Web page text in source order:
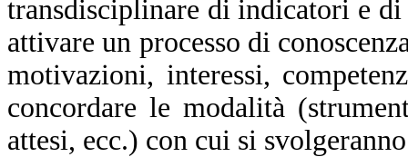
transdisciplinare di indicatori e
attivare un processo di
motivazioni, interessi,
concordare le modalità
attesi, ecc.) con cui si